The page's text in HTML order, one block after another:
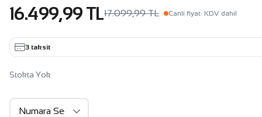
16.499,99 TL17.099,99 TL Canli fiyat· KDV dahil
3 taksit ·
Stokta Yok